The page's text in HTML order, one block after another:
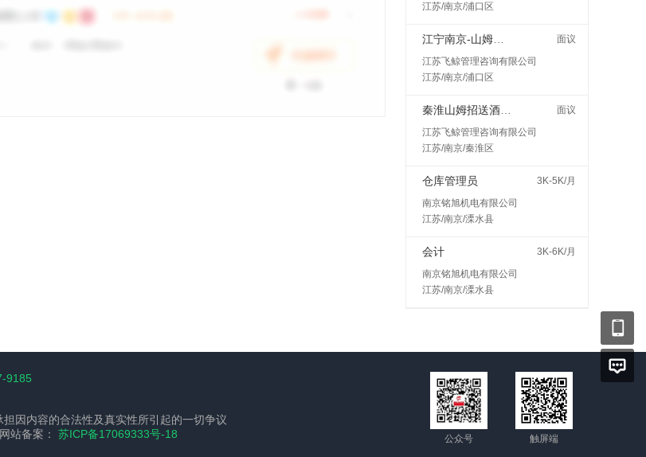
江苏/南京/浦口区
面议
江苏飞鲸管理咨询有限公司
江苏/南京/浦口区
面议
江苏飞鲸管理咨询有限公司
江苏/南京/秦淮区
仓库管理员
3K-5K/月
南京铭旭机电有限公司
江苏/南京/溧水县
会计
3K-6K/月
南京铭旭机电有限公司
江苏/南京/溧水县
9185
因内容的合法性及真实性所引起的一切争议
站备案： 苏ICP备17069333号-18 公众号 触屏端